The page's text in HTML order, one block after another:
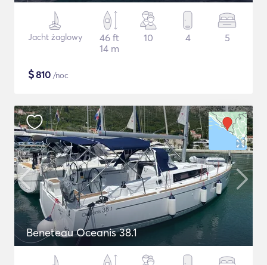
Jacht żaglowy
46 ft
14 m
10 4 5
$810 /noc
Beneteau Oceanis 38.1